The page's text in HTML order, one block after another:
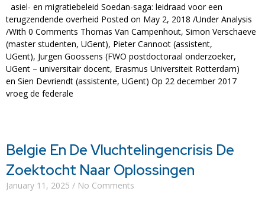
asiel- en migratiebeleid Soedan-saga: leidraad voor een
terugzendende overheid Posted on May 2, 2018 /Under Analysis
/With 0 Comments Thomas Van Campenhout, Simon Verschaeve
(master studenten, UGent), Pieter Cannoot (assistent,
UGent), Jurgen Goossens (FWO postdoctoraal onderzoeker,
UGent – universitair docent, Erasmus Universiteit Rotterdam)
en Sien Devriendt (assistente, UGent) Op 22 december 2017
vroeg de federale
Belgie En De Vluchtelingencrisis De
Zoektocht Naar Oplossingen
January 11, 2025
No Comments